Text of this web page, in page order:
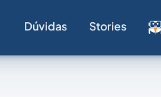
Dúvidas Stories